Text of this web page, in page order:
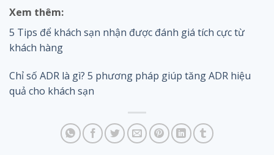
Xem thêm:
5 Tips để khách sạn nhận được đánh giá tích cực từ
khách hàng
Chỉ số ADR là gì? 5 phương pháp giúp tăng ADR hiệu
quả cho khách sạn